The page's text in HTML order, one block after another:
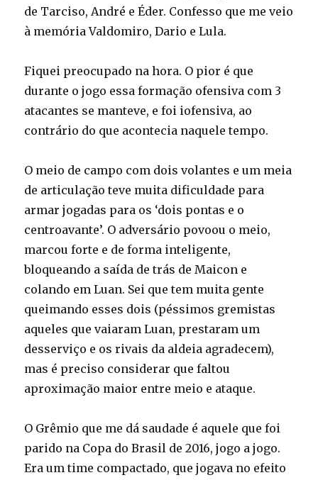
de Tarciso, André e Éder. Confesso que me veio
à memória Valdomiro, Dario e Lula.
Fiquei preocupado na hora. O pior é que
durante o jogo essa formação ofensiva com 3
atacantes se manteve, e foi iofensiva, ao
contrário do que acontecia naquele tempo.
O meio de campo com dois volantes e um meia
de articulação teve muita dificuldade para
armar jogadas para os ‘dois pontas e o
centroavante’. O adversário povoou o meio,
marcou forte e de forma inteligente,
bloqueando a saída de trás de Maicon e
colando em Luan. Sei que tem muita gente
queimando esses dois (péssimos gremistas
aqueles que vaiaram Luan, prestaram um
desserviço e os rivais da aldeia agradecem),
mas é preciso considerar que faltou
aproximação maior entre meio e ataque.
O Grêmio que me dá saudade é aquele que foi
parido na Copa do Brasil de 2016, jogo a jogo.
Era um time compactado, que jogava no efeito